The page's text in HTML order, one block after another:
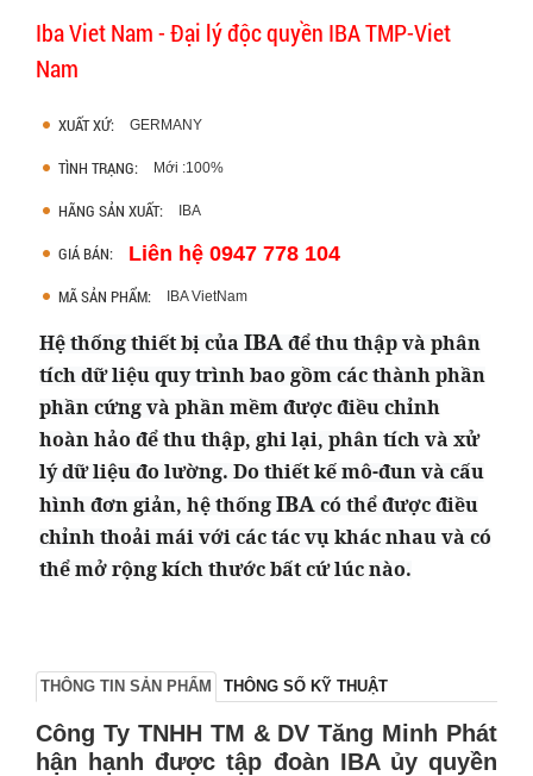
Iba Viet Nam - Đại lý độc quyền IBA TMP-Viet
Nam
XUẤT XỨ: GERMANY
TÌNH TRẠNG: Mới :100%
HÃNG SẢN XUẤT: IBA
GIÁ BÁN: Liên hệ 0947 778 104
MÃ SẢN PHẨM: IBA VietNam
Hệ thốngthiết bị củaIBAđể thu thập và phân
tích dữ liệu quy trình bao gồm các thành phần
phần cứng và phần mềm được điều chỉnh
hoàn hảo để thu thập, ghi lại, phân tích và xử
lý dữ liệu đo lường. Do thiết kế mô-đun và cấu
hình đơn giản, hệ thốngIBAcó thể được điều
chỉnh thoải mái với các tác vụ khác nhau và có
thể mở rộng kích thước bất cứ lúc nào.
THÔNG TIN SẢN PHẨM THÔNG SỐ KỸ THUẬT
Công Ty TNHH TM & DV Tăng Minh Phát
hận hạnh được tập đoàn IBA ủy quyền